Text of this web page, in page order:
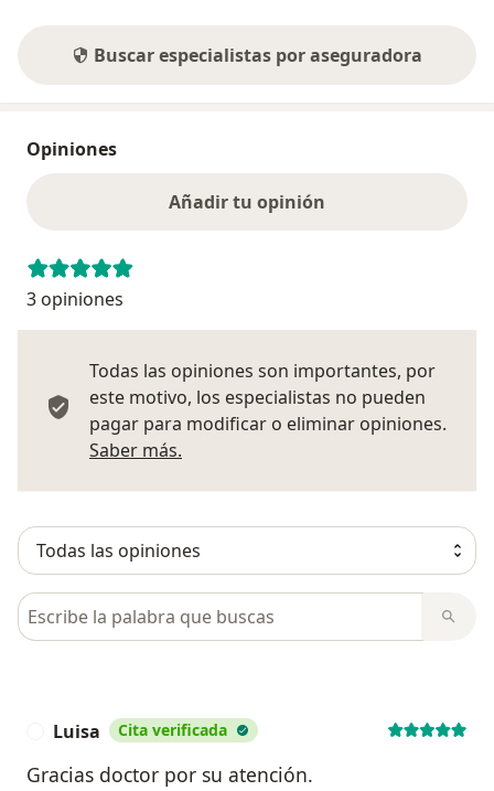
Buscar especialistas por aseguradora
Opiniones
Añadir tu opinión
3 opiniones
Todas las opiniones son importantes, por
este motivo, los especialistas no pueden
pagar para modificar o eliminar opiniones.
Saber más.
Busca en opiniones
Luisa Cita verificada
Gracias doctor por su atención.